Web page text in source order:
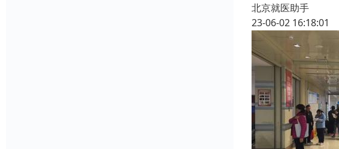
北京就医助手
23-06-02 16:18:01